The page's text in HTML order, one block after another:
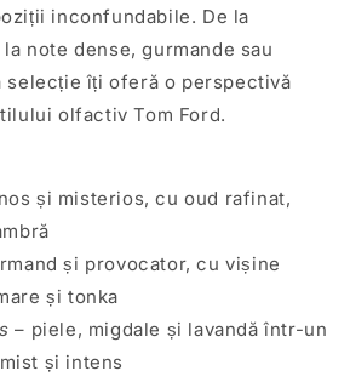
inconfundabile. De la
note dense, gurmande sau
selecție îți oferă o perspectivă
olfactiv Tom Ford.
și misterios, cu oud rafinat,
și provocator, cu vișine
și tonka
– piele, migdale și lavandă într-un
și intens